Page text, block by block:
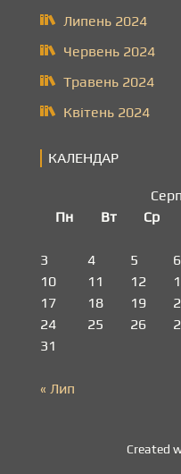
Липень 2024
Червень 2024
Травень 2024
Квітень 2024
КАЛЕНДАР
Пн
Вт Ср
3
4 5 6
10
11 12
17
18 19
24
25 26
31
« Лип
Created